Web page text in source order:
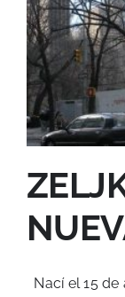
Nací el 15